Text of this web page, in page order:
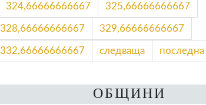
324,66666666667 325,66666666667
328,66666666667 329,66666666667
332,66666666667 следваща последна
ОБЩИНИ